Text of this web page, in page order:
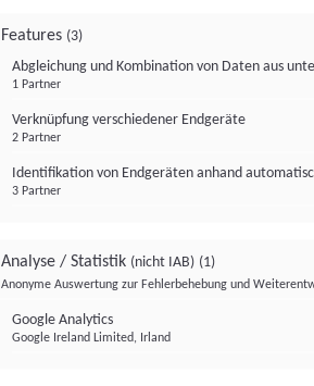
Features (3)
Abgleichung und Kombination von Daten aus
1 Partner
Verknüpfung verschiedener Endgeräte
2 Partner
Identifikation von Endgeräten anhand
3 Partner
Analyse / Statistik (nicht IAB) (1)
Anonyme Auswertung zur Fehlerbehebung und
Google Analytics
Google Ireland Limited, Irland